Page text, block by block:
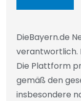
DieBayern.de
verantwortlich.
Die Plattform
gemäß den
insbesondere